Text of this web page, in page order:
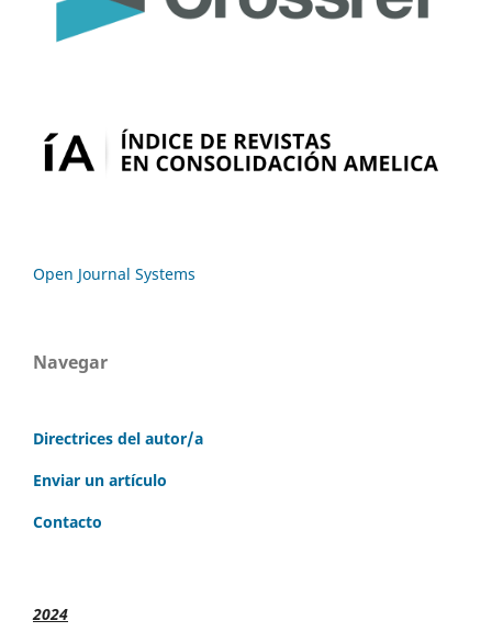
Open Journal Systems
Navegar
Directrices del autor/a
Enviar un artículo
Contacto
2024